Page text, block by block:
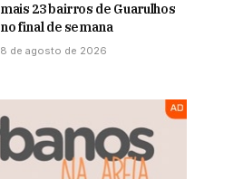
mais 23 bairros de Guarulhos
no final de semana
8 de agosto de 2026